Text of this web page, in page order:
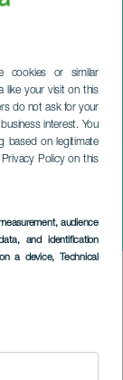
cookies or similar
like your visit on this
do not ask for your
interest. You
based on legitimate
Policy on this
audience
and identification
a device, Technical